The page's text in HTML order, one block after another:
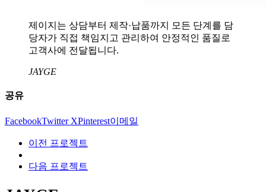
제이지는 상담부터 제작·납품까지 모든 단계를 담
당자가 직접 책임지고 관리하여 안정적인 품질로
고객사에 전달됩니다.
JAYGE
공유
FacebookTwitter XPinterest이메일
이전 프로젝트
다음 프로젝트